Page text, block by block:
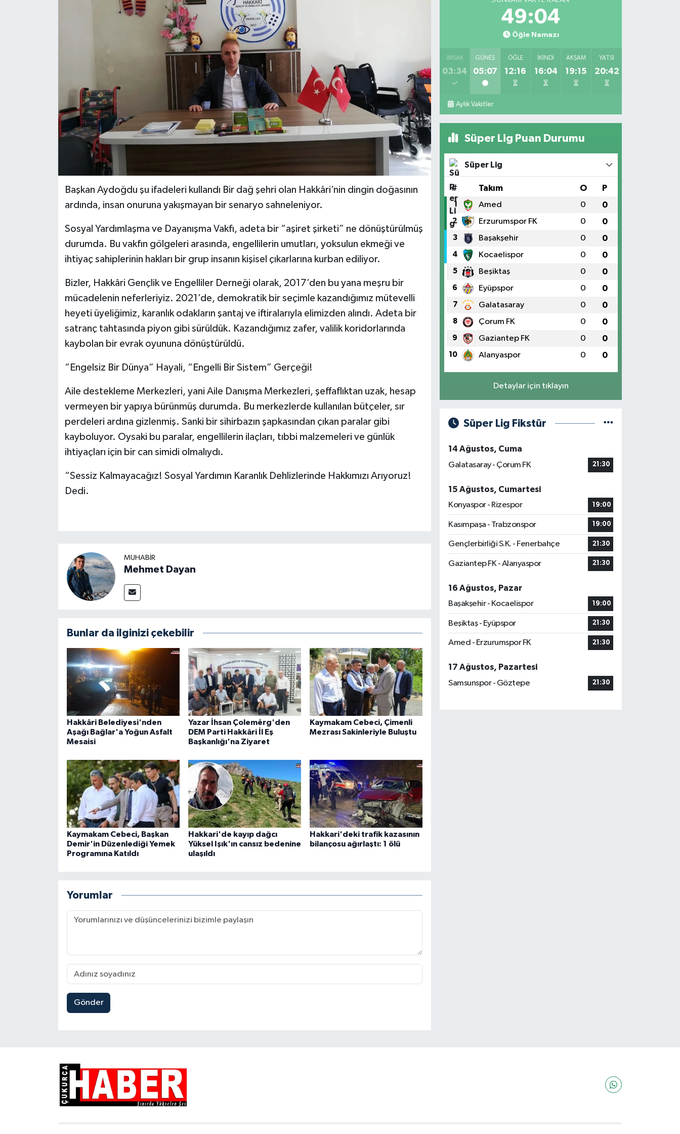
Başkan Aydoğdu şu ifadeleri kullandı Bir dağ şehri olan Hakkâri’nin dingin doğasının
ardında, insan onuruna yakışmayan bir senaryo sahneleniyor.
Sosyal Yardımlaşma ve Dayanışma Vakfı, adeta bir “aşiret şirketi” ne dönüştürülmüş
durumda. Bu vakfın gölgeleri arasında, engellilerin umutları, yoksulun ekmeği ve
ihtiyaç sahiplerinin hakları bir grup insanın kişisel çıkarlarına kurban ediliyor.
Bizler, Hakkâri Gençlik ve Engelliler Derneği olarak, 2017’den bu yana meşru bir
mücadelenin neferleriyiz. 2021’de, demokratik bir seçimle kazandığımız mütevelli
heyeti üyeliğimiz, karanlık odakların şantaj ve iftiralarıyla elimizden alındı. Adeta bir
satranç tahtasında piyon gibi sürüldük. Kazandığımız zafer, valilik koridorlarında
kaybolan bir evrak oyununa dönüştürüldü.
“Engelsiz Bir Dünya” Hayali, “Engelli Bir Sistem” Gerçeği!
Aile destekleme Merkezleri, yani Aile Danışma Merkezleri, şeffaflıktan uzak, hesap
vermeyen bir yapıya bürünmüş durumda. Bu merkezlerde kullanılan bütçeler, sır
perdeleri ardına gizlenmiş. Sanki bir sihirbazın şapkasından çıkan paralar gibi
kayboluyor. Oysaki bu paralar, engellilerin ilaçları, tıbbi malzemeleri ve günlük
ihtiyaçları için bir can simidi olmalıydı.
“Sessiz Kalmayacağız! Sosyal Yardımın Karanlık Dehlizlerinde Hakkımızı Arıyoruz!
Dedi.
MUHABIR
Mehmet Dayan
Bunlar da ilginizi çekebilir
Hakkâri Belediyesi'nden
Aşağı Bağlar'a Yoğun Asfalt
Mesaisi
Yazar İhsan Çolemêrg'den
DEM Parti Hakkâri İl Eş
Başkanlığı'na Ziyaret
Kaymakam Cebeci, Çimenli
Mezrası Sakinleriyle Buluştu
Kaymakam Cebeci, Başkan
Demir'in Düzenlediği Yemek
Programına Katıldı
Hakkari'de kayıp dağcı
Yüksel Işık'ın cansız bedenine
ulaşıldı
Hakkari'deki trafik kazasının
bilançosu ağırlaştı: 1 ölü
Yorumlar
Gönder
49:04
Öğle Namazı
İMSAK
03:34
GÜNEŞ
05:07
ÖĞLE
12:16
İKINDI
16:04
AKŞAM
19:15
YATSI
20:42
Aylık Vakitler
Süper Lig Puan Durumu
Süper Lig
# Takım O P
1 Amed 0 0
2 Erzurumspor FK 0 0
3 Başakşehir 0 0
4 Kocaelispor 0 0
5 Beşiktaş 0 0
6 Eyüpspor 0 0
7 Galatasaray 0 0
8 Çorum FK 0 0
9 Gaziantep FK 0 0
10 Alanyaspor 0 0
Detaylar için tıklayın
Süper Lig Fikstür
14 Ağustos, Cuma
Galatasaray - Çorum FK
21:30
15 Ağustos, Cumartesi
Konyaspor - Rizespor
19:00
Kasımpaşa - Trabzonspor 19:00
Gençlerbirliği S.K. - Fenerbahçe 21:30
Gaziantep FK - Alanyaspor 21:30
16 Ağustos, Pazar
Başakşehir - Kocaelispor
19:00
Beşiktaş - Eyüpspor 21:30
Amed - Erzurumspor FK 21:30
17 Ağustos, Pazartesi
Samsunspor - Göztepe
21:30